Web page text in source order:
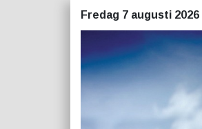
Fredag 7 augusti 2026